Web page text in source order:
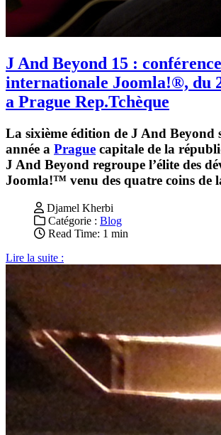
J And Beyond 15 : conférence
internationale Joomla!®, du
a Prague Rep.Tchèque
La sixième édition de J And Beyond
année a Prague capitale de la
J And Beyond regroupe l’élite des
Joomla!™ venu des quatre coins de
Djamel Kherbi
Catégorie : Blog
Read Time: 1 min
Lire la suite :